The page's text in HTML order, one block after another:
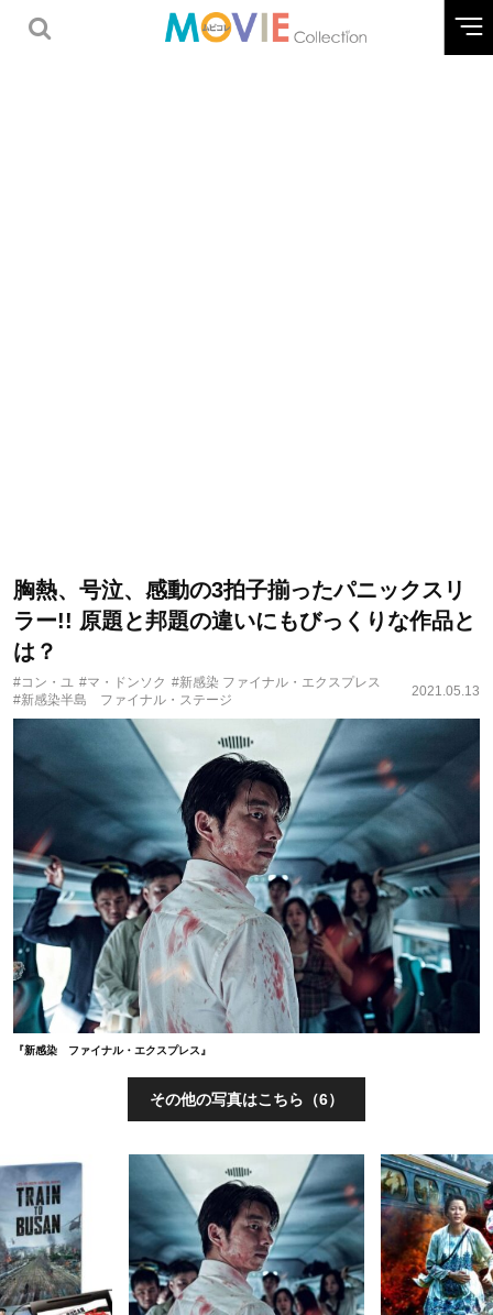
胸熱、号泣、感動の3拍子揃ったパニックスリ
ラー!! 原題と邦題の違いにもびっくりな作品と
は？
#コン・ユ #マ・ドンソク #新感染 ファイナル・エクスプレス
#新感染半島 ファイナル・ステージ
2021.05.13
『新感染 ファイナル・エクスプレス』
その他の写真はこちら（6）